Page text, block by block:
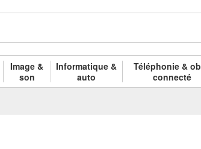
Image &
son
Informatique &
auto
Téléphonie &
connecté